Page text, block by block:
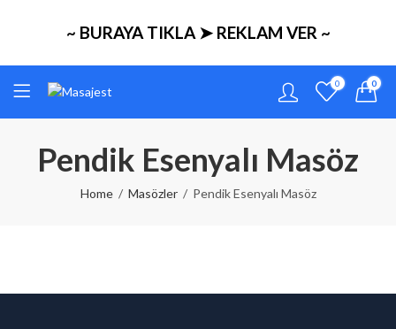
~ BURAYA TIKLA ➤ REKLAM VER ~
0 0
Pendik Esenyalı Masöz
Home Masözler Pendik Esenyalı Masöz